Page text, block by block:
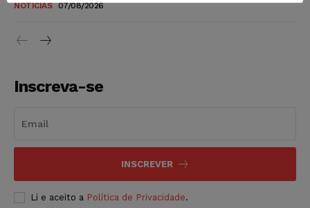
NOTÍCIAS 07/08/2026
Inscreva-se
INSCREVER
Li e aceito a Política de Privacidade.